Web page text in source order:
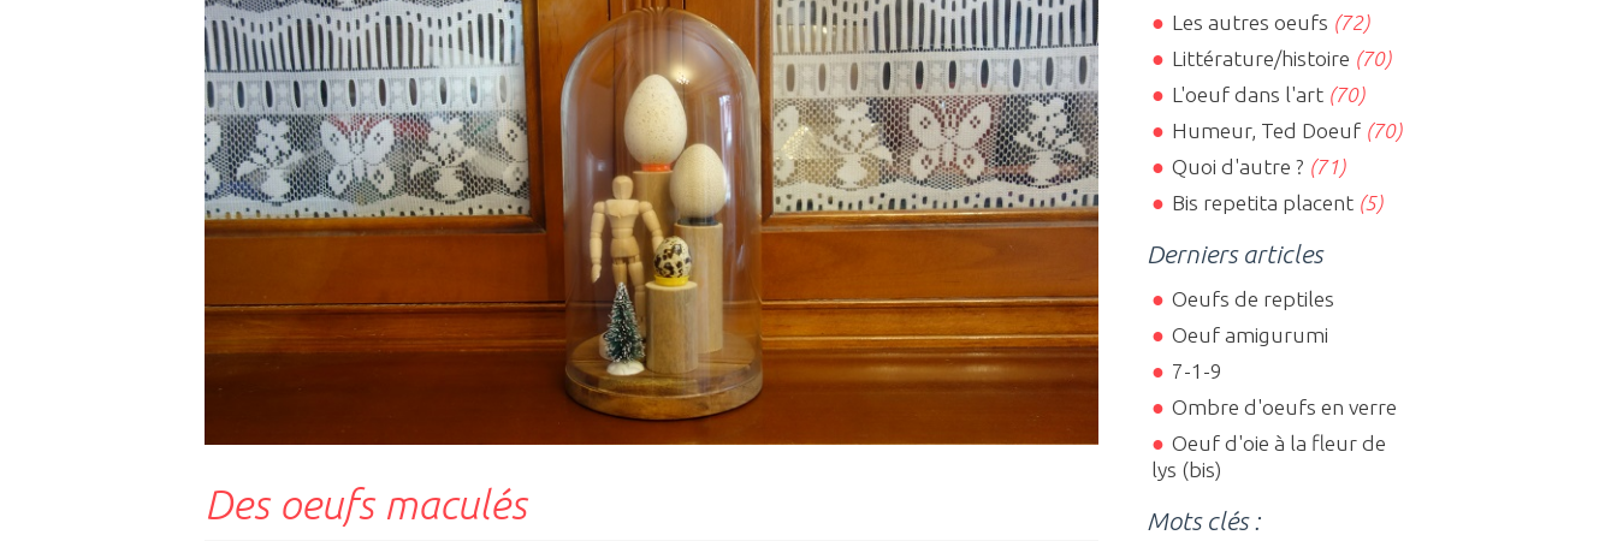
Des oeufs maculés
Les autres oeufs (72)
Littérature/histoire (70)
L'oeuf dans l'art(70)
Humeur, Ted Doeuf(70)
Quoi d'autre ? (71)
Bis repetita placent(5)
Derniers articles
Oeufs de reptiles
Oeuf amigurumi
7-1-9
Ombre d'oeufs en verre
Oeuf d'oie à la fleur de
lys (bis)
Mots clés :